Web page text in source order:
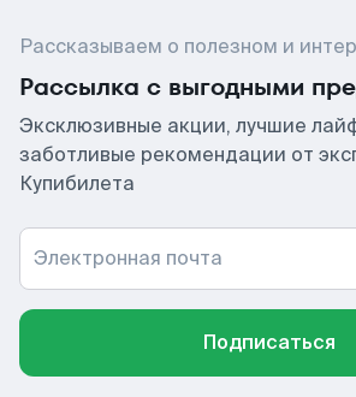
Рассказываем о полезном и
Рассылка с выгодными
Эксклюзивные акции, лучшие
заботливые рекомендации от
Купибилета
Электронная почта
Подписаться